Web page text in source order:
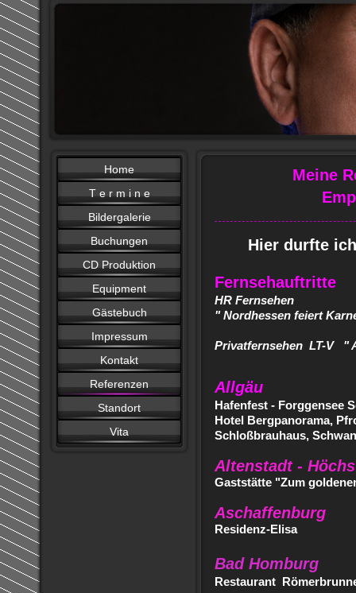
Home
T e r m i n e
Bildergalerie
Buchungen
CD Produktion
Equipment
Gästebuch
Impressum
Kontakt
Referenzen
Standort
Vita
Meine
Hier durfte
Fernsehauftritte
HR Fernsehen
" Nordhessen feiert
Privatfernsehen LT-V "
Allgäu
Hafenfest - Forggensee
Hotel Bergpanorama,
Schloßbrauhaus,
Altenstadt -
Gaststätte "Zum
Aschaffenburg
Residenz-Elisa
Bad Homburg
Restaurant